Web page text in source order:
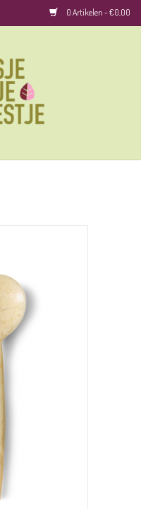
0 Artikelen - €0,00